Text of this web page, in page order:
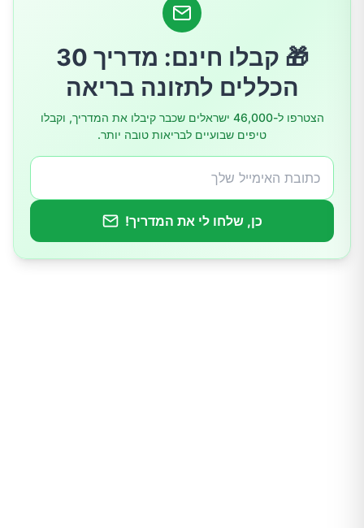
🎁 קבלו חינם: מדריך 30
הכללים לתזונה בריאה
הצטרפו ל-46,000 ישראלים שכבר קיבלו את המדריך, וקבלו
טיפים שבועיים לבריאות טובה יותר.
כן, שלחו לי את המדריך!